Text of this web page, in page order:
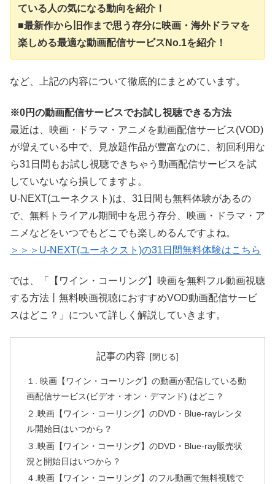
ている人の気になる動向を紹介！
■最新作から旧作まで思う存分に映画・海外ドラマを
楽しめる最適な動画配信サービスNo.1を紹介！
など、上記の内容について徹底的にまとめています。
※0円の動画配信サービスでお試し視聴できる方法
最近は、映画・ドラマ・アニメを動画配信サービス(VOD)
が増えている中で、見放題作品が豊富なのに、初回利用な
ら31日間もお試し視聴できちゃう動画配信サービスを試
していないなら損してますよ。
U-NEXT(ユーネクスト)は、31日間も無料体験があるの
で、無料トライアル期間中を思う存分、映画・ドラマ・ア
ニメなどをいつでもどこでも楽しめるんですよね。
＞＞＞U-NEXT(ユーネクスト)の31日間無料体験はこちら
では、「【ワイン・コーリング】映画を無料フル動画視聴
する方法丨無料映画視聴におすすめVOD動画配信サービ
スはどこ？」について詳しく解説していきます。
記事の内容
１. 映画【ワイン・コーリング】の動画が配信している動
画配信サービス(ビデオ・オン・デマンド) はどこ？
２.映画【ワイン・コーリング】のDVD・Blue-rayレンタ
ル開始日はいつから？
３.映画【ワイン・コーリング】のDVD・Blue-ray販売状
況と開始日はいつから？
４.映画【ワイン・コーリング】のフル動画で無料視聴で